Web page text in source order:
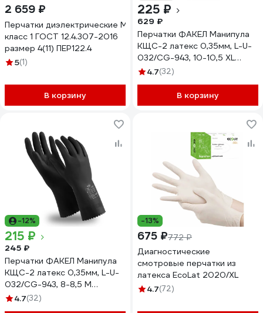
2 659 ₽
Перчатки диэлектрические Мерион
класс 1 ГОСТ 12.4.307-2016
размер 4(11) ПЕР122.4
5(1)
В корзину
225 ₽
629 ₽
Перчатки ФАКЕЛ Манипула
КЩС-2 латекс 0,35мм, L-U-
032/CG-943, 10-10,5 XL
87455849.005
4.7(32)
В корзину
-12%
215 ₽
245 ₽
Перчатки ФАКЕЛ Манипула
КЩС-2 латекс 0,35мм, L-U-
032/CG-943, 8-8,5 M
87455849.004
4.7(32)
-13%
675 ₽772 ₽
Диагностические
смотровые перчатки из
латекса EcoLat 2020/XL
4.7(72)